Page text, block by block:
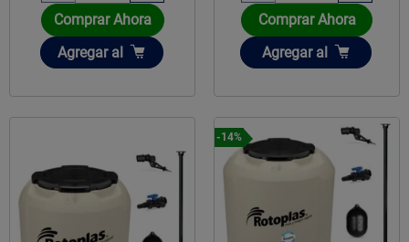
Comprar Ahora
Añadir
Agregar al
Comprar Ahora
Añadir
Agregar al
-14%